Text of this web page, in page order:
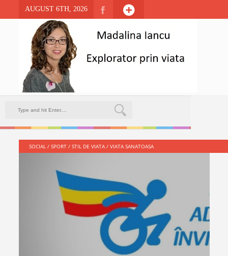
AUGUST 6TH, 2026
SOCIAL/ SPORT/ STIL DE VIATA/ VIATA SANATOASA